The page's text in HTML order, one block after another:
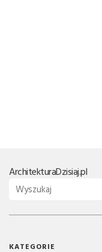
ArchitekturaDzisiaj.pl
KATEGORIE